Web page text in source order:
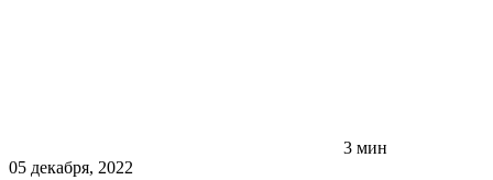
3 мин
05 декабря, 2022